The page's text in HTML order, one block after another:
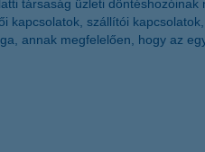
társaság üzleti
szállítói
annak megfelelően, hogy az